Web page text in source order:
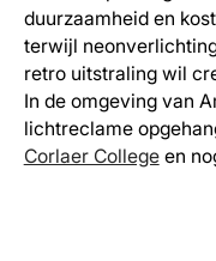
duurzaamheid en
terwijl
retro uitstraling wil
In de omgeving van
lichtreclame
Corlaer Collegeen